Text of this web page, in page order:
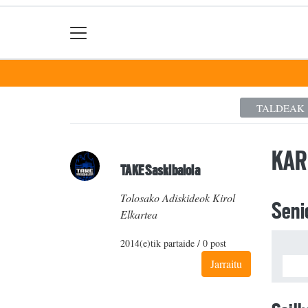
TALDEAK
TAKE Saskibaloia
Tolosako Adiskideok Kirol
Elkartea
2014(e)tik partaide / 0 post
Jarraitu